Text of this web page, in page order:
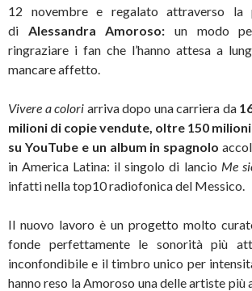
12 novembre e regalato attraverso la
di Alessandra Amoroso: un modo
ringraziare i fan che l’hanno attesa a
mancare affetto.
Vivere a colori arriva dopo una carriera da
milioni di copie vendute, oltre 150
su YouTube e un album in spagnolo
in America Latina: il singolo di lancio Me
infatti nella top10 radiofonica del Messico.
Il nuovo lavoro è un progetto molto
fonde perfettamente le sonorità più
inconfondibile e il timbro unico per
hanno reso la Amoroso una delle artiste più